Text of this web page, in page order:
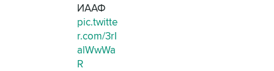
ИААФ
pic.twitte
r.com/3rI
alWwWa
R